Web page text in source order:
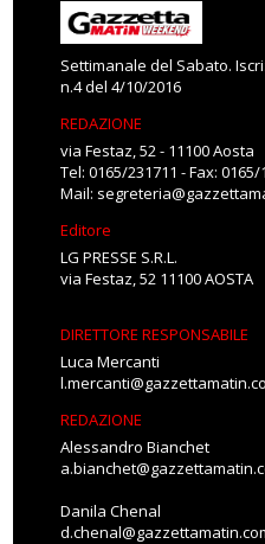
Settimanale del Sabato.
n.4 del 4/10/2016
REDAZIONE
via Festaz, 52 - 11100 Aosta
Tel: 0165/231711 - Fax: 0165/
Mail:
Editore
LG PRESSE S.R.L.
via Festaz, 52 11100 AOSTA
DIRETTORE RESPONSABILE
Luca Mercanti
REDAZIONE
Alessandro Bianchet
Danila Chenal